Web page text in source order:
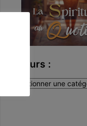
Auteurs :
Auteurs